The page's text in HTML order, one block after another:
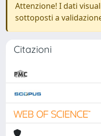
Attenzione! I dati
sottoposti a
Citazioni